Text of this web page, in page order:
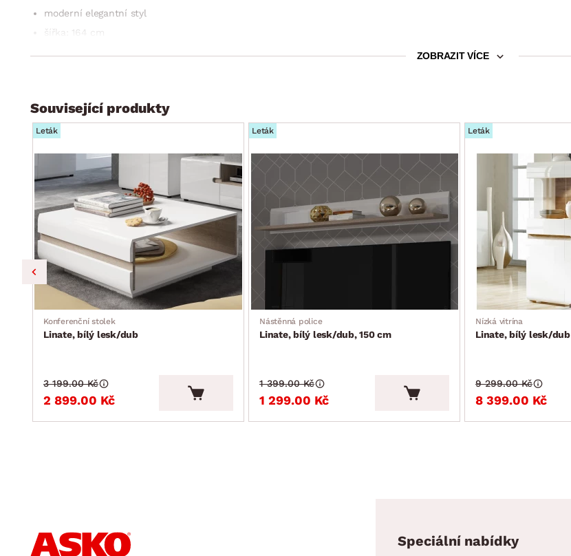
moderní elegantní styl
šířka: 164 cm
1 x pravé dveře (úložný prostor, 1 x police)
doporučená nosnost horní TV plochy do 20 kg
ZOBRAZIT VÍCE
Související produkty
Leták
Konferenční stolek
Linate, bílý lesk/dub
2 899.00 Kč
3 199.00 Kč
Leták
Nástěnná police
Linate, bílý lesk/dub, 150 cm
1 299.00 Kč
1 399.00 Kč
Leták
Nízká vitrína
Linate, bílý lesk/dub
8 399.00 Kč
9 299.00 Kč
Speciální nabídky